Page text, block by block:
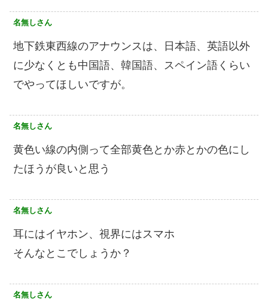
名無しさん
地下鉄東西線のアナウンスは、日本語、英語以外
に少なくとも中国語、韓国語、スペイン語くらい
でやってほしいですが。
名無しさん
黄色い線の内側って全部黄色とか赤とかの色にし
たほうが良いと思う
名無しさん
耳にはイヤホン、視界にはスマホ
そんなとこでしょうか？
名無しさん